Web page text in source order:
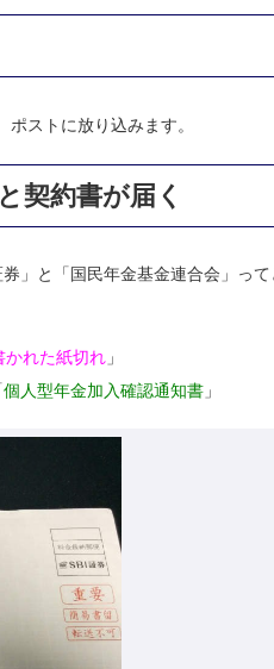
ストに放り込みます。
契約書が届く
」と「国民年金基金連合会」っ
かれた紙切れ」
個人型年金加入確認通知書」